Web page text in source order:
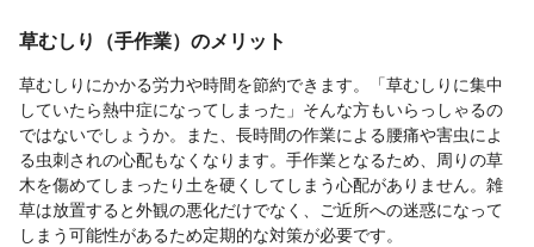
草むしり（手作業）のメリット
草むしりにかかる労力や時間を節約できます。「草むしりに集中
していたら熱中症になってしまった」そんな方もいらっしゃるの
ではないでしょうか。また、長時間の作業による腰痛や害虫によ
る虫刺されの心配もなくなります。手作業となるため、周りの草
木を傷めてしまったり土を硬くしてしまう心配がありません。雑
草は放置すると外観の悪化だけでなく、ご近所への迷惑になって
しまう可能性があるため定期的な対策が必要です。